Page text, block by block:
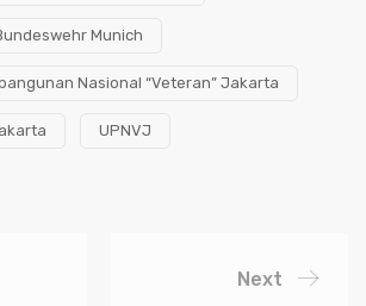
Munich
Nasional “Veteran” Jakarta
UPNVJ
Next